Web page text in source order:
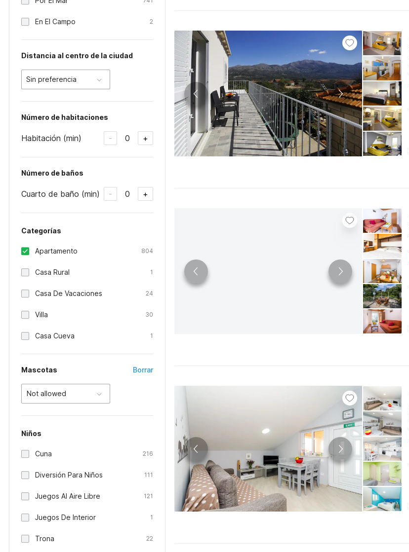
En El Campo 2
Distancia al centro de la ciudad
Sin preferencia
Número de habitaciones
Habitación (min) - 0 +
Número de baños
Cuarto de baño (min) - 0 +
Categorías
Apartamento 804
Casa Rural 1
Casa De Vacaciones 24
Villa 30
Casa Cueva 1
Mascotas Borrar
Not allowed
Niños
Cuna 216
Diversión Para Niños 111
Juegos Al Aire Libre 121
Juegos De Interior 1
Trona 22